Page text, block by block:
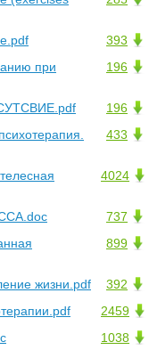
393
196
при
196
433
4024
737
899
392
жизни.pdf
2459
1038